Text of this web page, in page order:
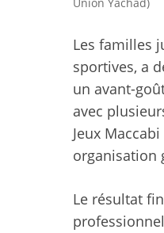
Union Yachad)
Les familles
sportives, a
un avant-
avec
Jeux
organisation
Le résultat